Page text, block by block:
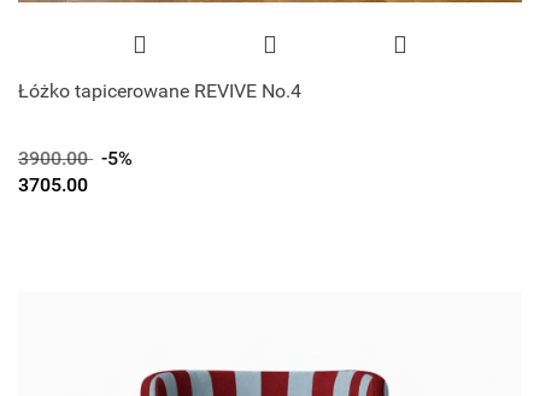
Łóżko tapicerowane REVIVE No.4
3900.00 -5%
3705.00